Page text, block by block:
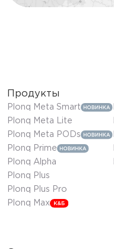
Продукты
Plonq Meta Smart
Plonq Meta Lite
Plonq Meta PODs
Plonq Prime
Plonq Alpha
Plonq Plus
Plonq Plus Pro
Plonq Max